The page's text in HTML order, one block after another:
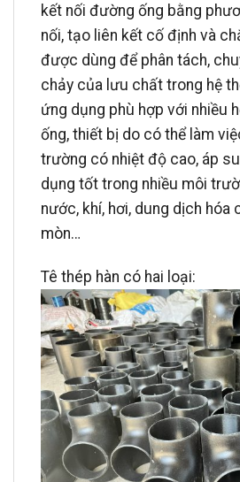
kết nối đường ống bằng
nối, tạo liên kết cố định và
được dùng để phân tách,
chảy của lưu chất trong hệ
ứng dụng phù hợp với nhiều
ống, thiết bị do có thể làm
trường có nhiệt độ cao, áp
dụng tốt trong nhiều môi
nước, khí, hơi, dung dịch hóa
mòn…
Tê thép hàn có hai loại: